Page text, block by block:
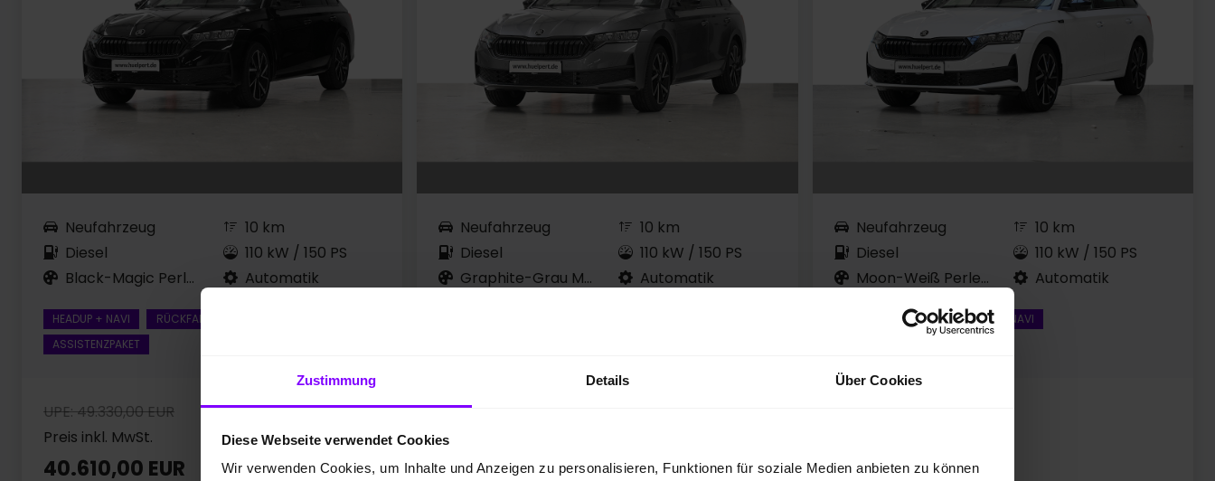
Zustimmung Details Über Cookies
Diese Webseite verwendet Cookies
Wir verwenden Cookies, um Inhalte und Anzeigen zu personalisieren, Funktionen für soziale Medien anbieten zu können
Neufahrzeug
Diesel
Black-Magic Perleffekt
10 km
110 kW / 150 PS
Automatik
HEADUP + NAVI
RÜCKFAHRKAMERA
ASSISTENZPAKET
UPE: 49.330,00 EUR
Preis inkl. MwSt.
40.610,00 EUR
Neufahrzeug
Diesel
Graphite-Grau Metallic
10 km
110 kW / 150 PS
Automatik
UPE: 49.330,00 EUR
Preis inkl. MwSt.
40.610,00 EUR
Neufahrzeug
Diesel
Moon-Weiß Perleffekt
10 km
110 kW / 150 PS
Automatik
ASSISTENZPAKET
HEADUP + NAVI
40.610,00 EUR